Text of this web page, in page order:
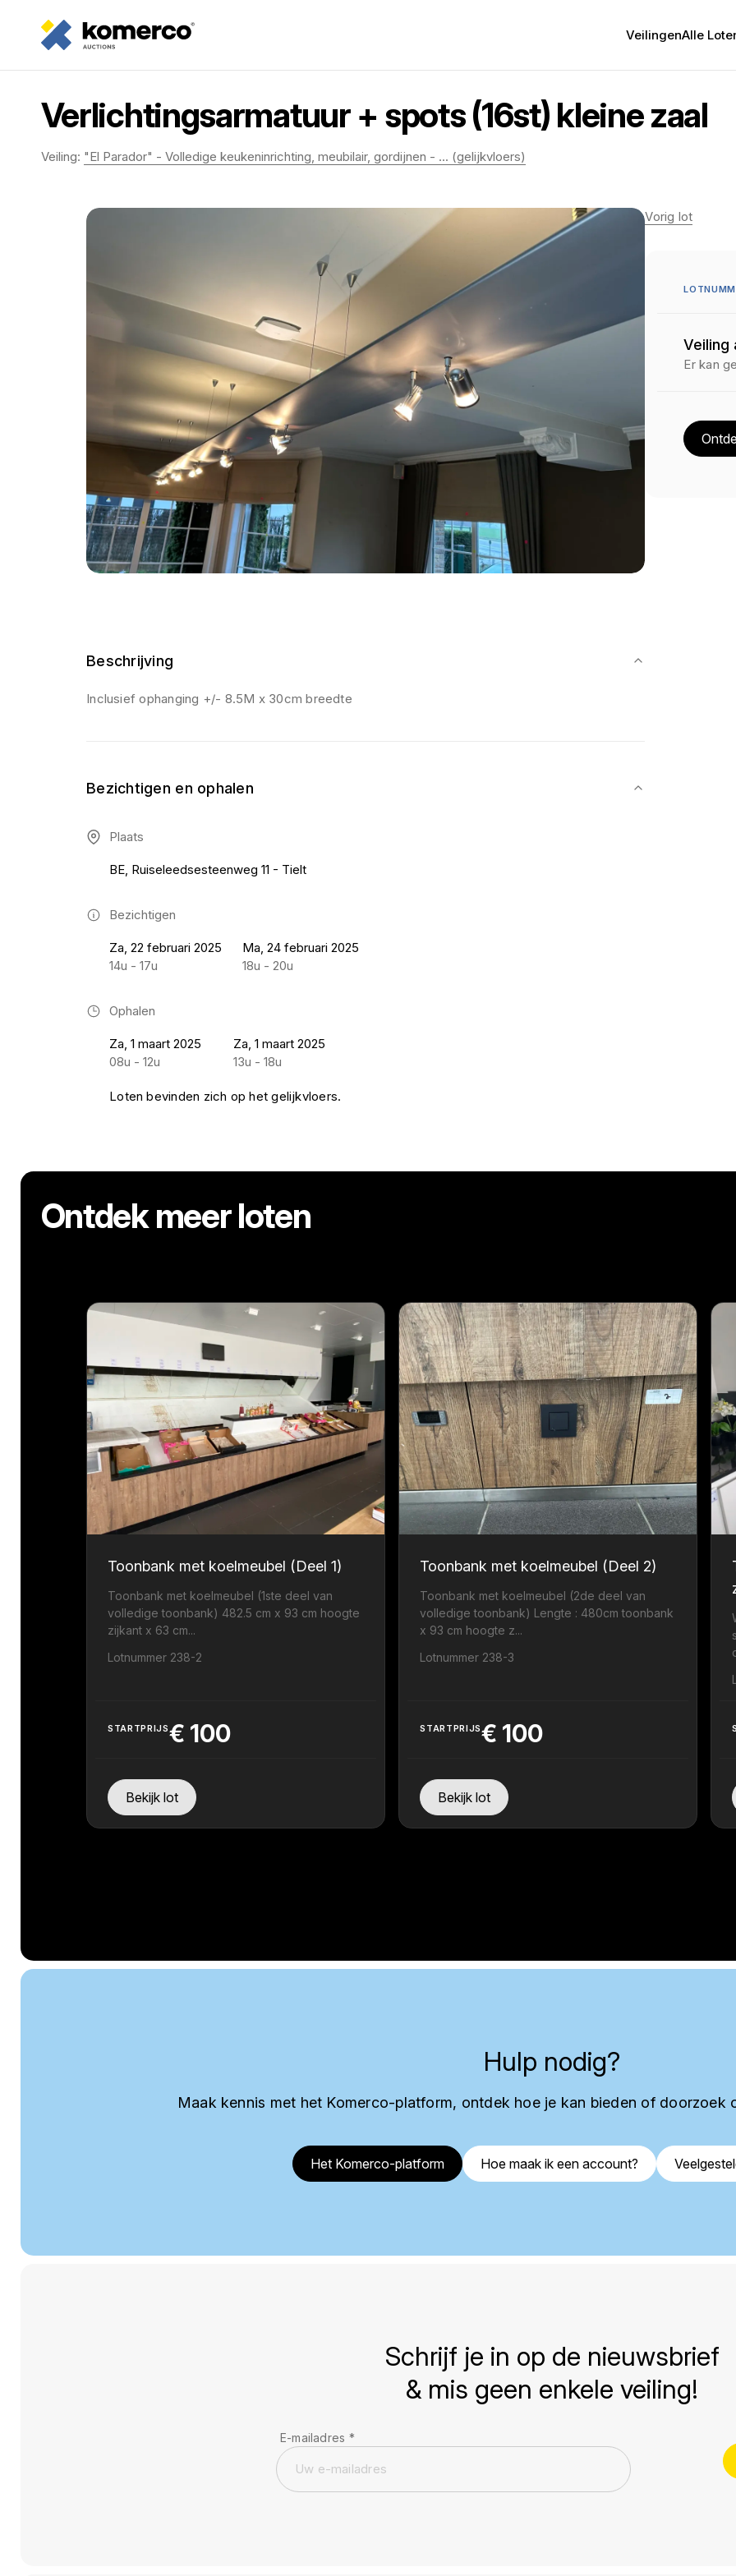
VeilingenAlle
Verlichtingsarmatuur + spots (16st) kleine zaal
Veiling: "El Parador" - Volledige keukeninrichting, meubilair, gordijnen - ... (gelijkvloers)
Beschrijving
Inclusief ophanging +/- 8.5M x 30cm breedte
Bezichtigen en ophalen
Plaats
BE, Ruiseleedsesteenweg 11 - Tielt
Bezichtigen
Za, 22 februari 2025
14u - 17u
Ma, 24 februari 2025
18u - 20u
Ophalen
Za, 1 maart 2025
08u - 12u
Za, 1 maart 2025
13u - 18u
Loten bevinden zich op het gelijkvloers.
Vorig lot
Veiling
Er kan
Ontdek meer loten
Toonbank met koelmeubel (Deel 1)
Toonbank met koelmeubel (1ste deel van
volledige toonbank) 482.5 cm x 93 cm hoogte
zijkant x 63 cm...
Lotnummer 238-2
STARTPRIJS€ 100
Bekijk lot
Toonbank met koelmeubel (Deel 2)
Toonbank met koelmeubel (2de deel van
volledige toonbank) Lengte : 480cm toonbank
x 93 cm hoogte z...
Lotnummer 238-3
STARTPRIJS€ 100
Bekijk lot
Hulp nodig?
Maak kennis met het Komerco-platform, ontdek hoe je kan bieden of doorzoek
Het Komerco-platform Hoe maak ik een account?
Schrijf je in op de nieuwsbrief
& mis geen enkele veiling!
E-mailadres *